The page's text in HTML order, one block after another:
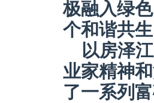
极融入绿
个和谐共
以房泽
业家精神
了一系列